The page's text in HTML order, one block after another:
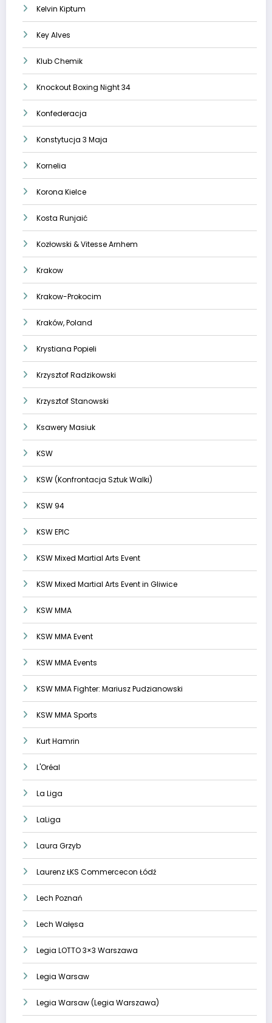
Kelvin Kiptum
Key Alves
Klub Chemik
Knockout Boxing Night 34
Konfederacja
Konstytucja 3 Maja
Kornelia
Korona Kielce
Kosta Runjaić
Kozłowski & Vitesse Arnhem
Krakow
Krakow-Prokocim
Kraków, Poland
Krystiana Popieli
Krzysztof Radzikowski
Krzysztof Stanowski
Ksawery Masiuk
KSW
KSW (Konfrontacja Sztuk Walki)
KSW 94
KSW EPIC
KSW Mixed Martial Arts Event
KSW Mixed Martial Arts Event in Gliwice
KSW MMA
KSW MMA Event
KSW MMA Events
KSW MMA Fighter: Mariusz Pudzianowski
KSW MMA Sports
Kurt Hamrin
L'Oréal
La Liga
LaLiga
Laura Grzyb
Laurenz ŁKS Commercecon Łódź
Lech Poznań
Lech Wałęsa
Legia LOTTO 3×3 Warszawa
Legia Warsaw
Legia Warsaw (Legia Warszawa)